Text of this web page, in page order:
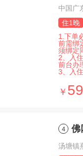
中国广
住1晚
1.下单
前需绑
须绑定
2、入
前台办
3、入
￥
4 佛
汤塘镇